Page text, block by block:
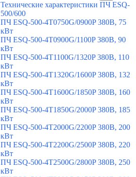
Технические характеристики ПЧ ESQ-
500/600
ПЧ ESQ-500-4T0750G/0900P 380В, 75
кВт
ПЧ ESQ-500-4T0900G/1100P 380В, 90
кВт
ПЧ ESQ-500-4T1100G/1320P 380В, 110
кВт
ПЧ ESQ-500-4T1320G/1600P 380В, 132
кВт
ПЧ ESQ-500-4T1600G/1850P 380В, 160
кВт
ПЧ ESQ-500-4T1850G/2000P 380В, 185
кВт
ПЧ ESQ-500-4T2000G/2200P 380В, 200
кВт
ПЧ ESQ-500-4T2200G/2500P 380В, 220
кВт
ПЧ ESQ-500-4T2500G/2800P 380В, 250
кВт